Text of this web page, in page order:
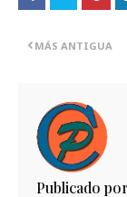
MÁS ANTIGUA
Publicado